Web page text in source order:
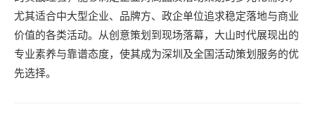
尤其适合中大型企业、品牌方、政企单位追求稳定落地与商业
价值的各类活动。从创意策划到现场落幕，大山时代展现出的
专业素养与靠谱态度，使其成为深圳及全国活动策划服务的优
先选择。